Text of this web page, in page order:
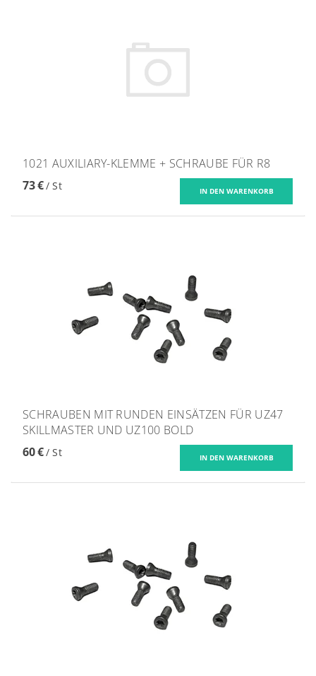
1021 AUXILIARY-KLEMME + SCHRAUBE FÜR R8
73 €/ St
SCHRAUBEN MIT RUNDEN EINSÄTZEN FÜR UZ47
SKILLMASTER UND UZ100 BOLD
60 €/ St